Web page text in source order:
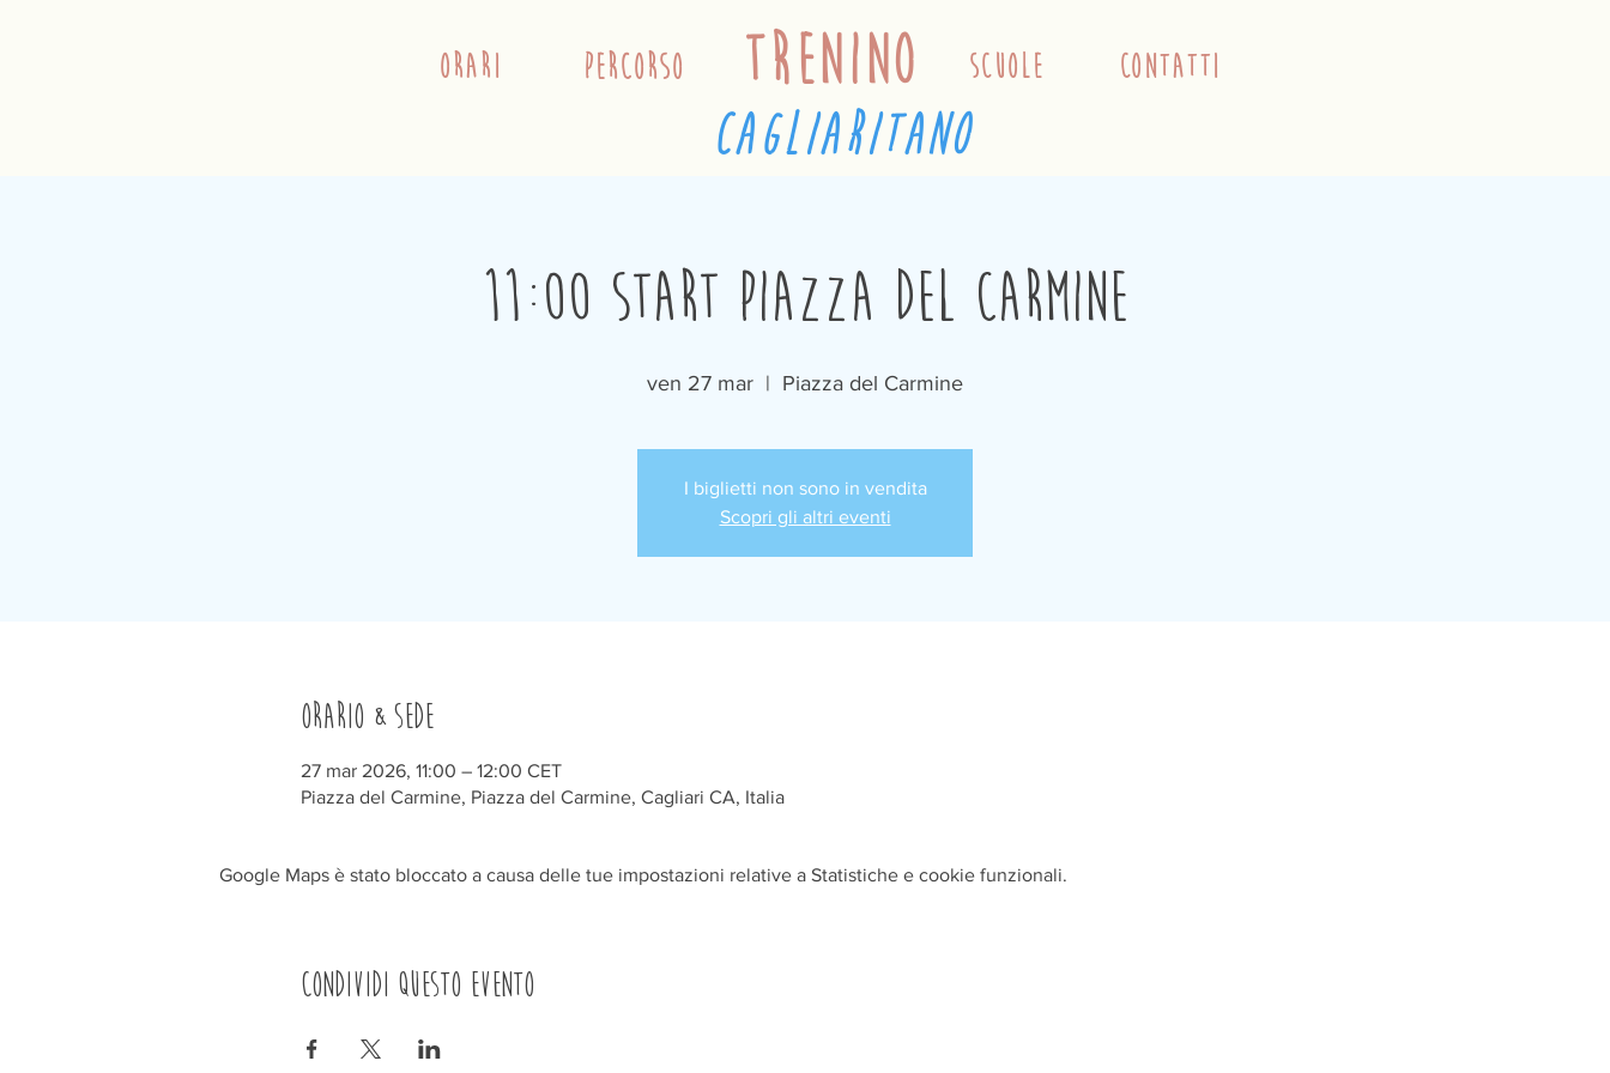
orari percorso trenino scuole
cagliaritano
contatti
11:00 Start Piazza del Carmine
ven 27 mar
  |
Piazza del Carmine
I biglietti non sono in vendita
Scopri gli altri eventi
Orario & Sede
27 mar 2026, 11:00 – 12:00 CET
Piazza del Carmine, Piazza del Carmine, Cagliari CA, Italia
Google Maps è stato bloccato a causa delle tue impostazioni relative a Statistiche e cookie funzionali.
Condividi questo evento